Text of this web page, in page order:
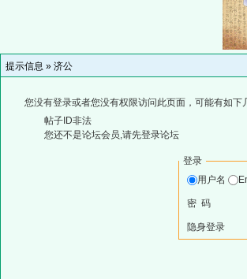
提示信息 » 济公
您没有登录或者您没有权限访问此页面，可能有如下
帖子ID非法
您还不是论坛会员,请先登录论坛
登录
用户名
密 码
隐身登录